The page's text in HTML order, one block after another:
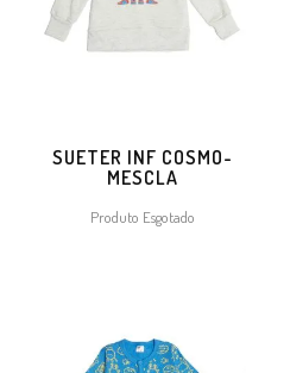
SUETER INF COSMO-
MESCLA
Produto Esgotado